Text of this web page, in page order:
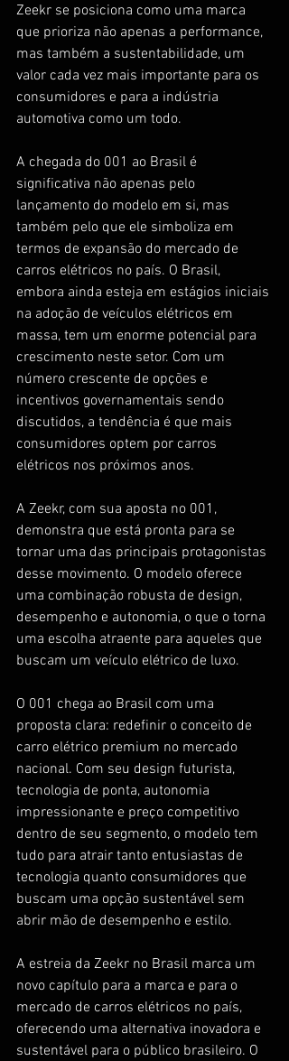
Zeekr se posiciona como uma marca
que prioriza não apenas a performance,
mas também a sustentabilidade, um
valor cada vez mais importante para os
consumidores e para a indústria
automotiva como um todo.
A chegada do 001 ao Brasil é
significativa não apenas pelo
lançamento do modelo em si, mas
também pelo que ele simboliza em
termos de expansão do mercado de
carros elétricos no país. O Brasil,
embora ainda esteja em estágios iniciais
na adoção de veículos elétricos em
massa, tem um enorme potencial para
crescimento neste setor. Com um
número crescente de opções e
incentivos governamentais sendo
discutidos, a tendência é que mais
consumidores optem por carros
elétricos nos próximos anos.
A Zeekr, com sua aposta no 001,
demonstra que está pronta para se
tornar uma das principais protagonistas
desse movimento. O modelo oferece
uma combinação robusta de design,
desempenho e autonomia, o que o torna
uma escolha atraente para aqueles que
buscam um veículo elétrico de luxo.
O 001 chega ao Brasil com uma
proposta clara: redefinir o conceito de
carro elétrico premium no mercado
nacional. Com seu design futurista,
tecnologia de ponta, autonomia
impressionante e preço competitivo
dentro de seu segmento, o modelo tem
tudo para atrair tanto entusiastas de
tecnologia quanto consumidores que
buscam uma opção sustentável sem
abrir mão de desempenho e estilo.
A estreia da Zeekr no Brasil marca um
novo capítulo para a marca e para o
mercado de carros elétricos no país,
oferecendo uma alternativa inovadora e
sustentável para o público brasileiro. O